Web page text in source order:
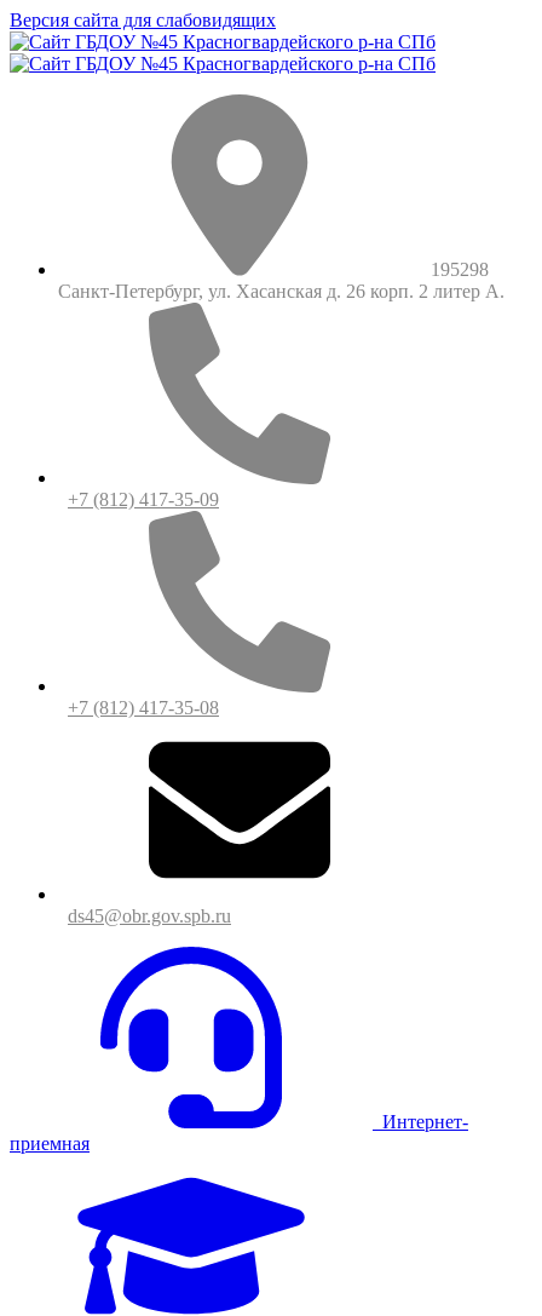
Версия сайта для слабовидящих
195298
Санкт-Петербург, ул. Хасанская д. 26 корп. 2 литер А.
+7 (812) 417-35-09
+7 (812) 417-35-08
ds45@obr.gov.spb.ru
Интернет-
приемная